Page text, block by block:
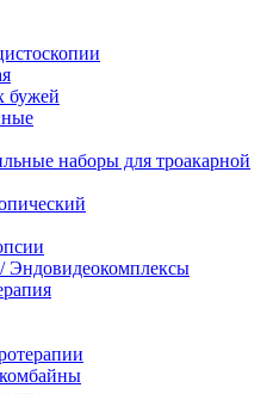
бужей
наборы для троакарной
Эндовидеокомплексы